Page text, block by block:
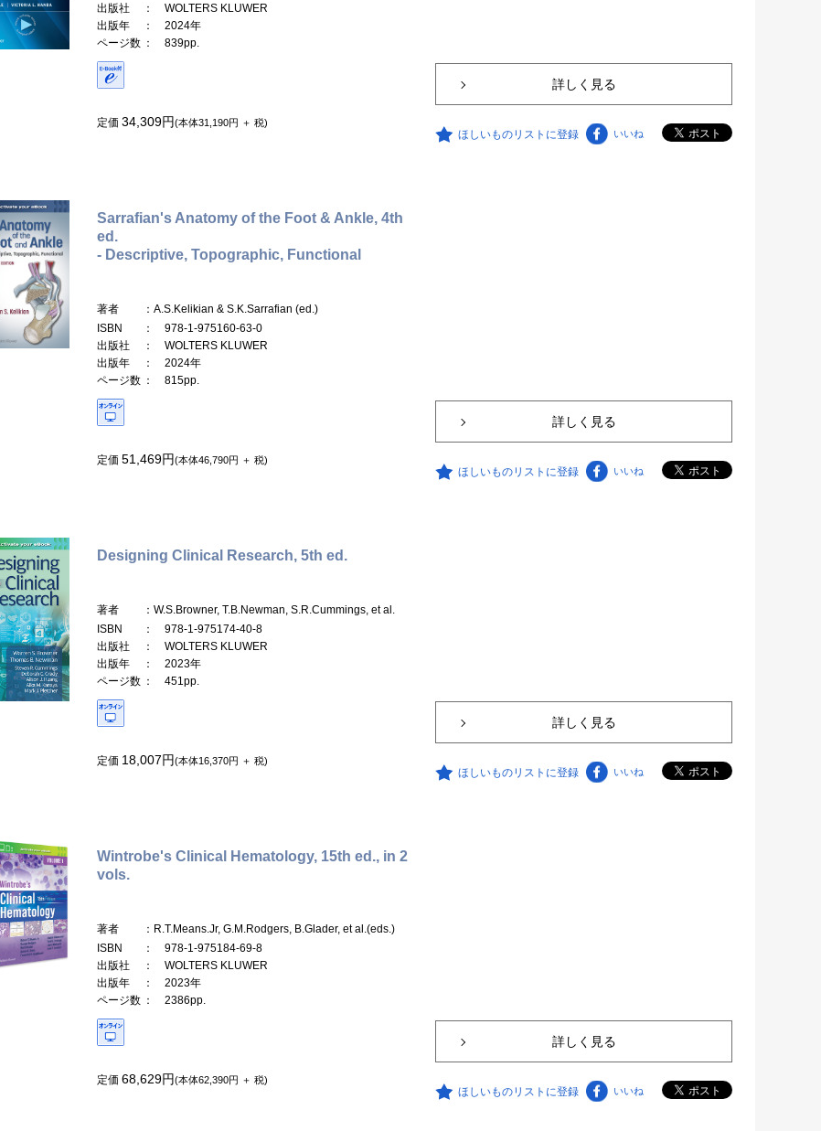
出版社
： WOLTERS KLUWER
出版年
： 2024年
ページ数 ： 839pp.
定価 34,309円(本体31,190円 ＋ 税)
詳しく見る
ほしいものリストに登録 いいね
Sarrafian's Anatomy of the Foot & Ankle, 4th
ed.
- Descriptive, Topographic, Functional
著者
：A.S.Kelikian & S.K.Sarrafian (ed.)
ISBN
： 978-1-975160-63-0
出版社
： WOLTERS KLUWER
出版年
： 2024年
ページ数 ： 815pp.
定価 51,469円(本体46,790円 ＋ 税)
詳しく見る
ほしいものリストに登録 いいね
Designing Clinical Research, 5th ed.
著者
：W.S.Browner, T.B.Newman, S.R.Cummings, et al.
ISBN
： 978-1-975174-40-8
出版社
： WOLTERS KLUWER
出版年
： 2023年
ページ数 ： 451pp.
定価 18,007円(本体16,370円 ＋ 税)
詳しく見る
ほしいものリストに登録 いいね
Wintrobe's Clinical Hematology, 15th ed., in 2
vols.
著者
：R.T.Means.Jr, G.M.Rodgers, B.Glader, et al.(eds.)
ISBN
： 978-1-975184-69-8
出版社
： WOLTERS KLUWER
出版年
： 2023年
ページ数 ： 2386pp.
定価 68,629円(本体62,390円 ＋ 税)
詳しく見る
ほしいものリストに登録 いいね